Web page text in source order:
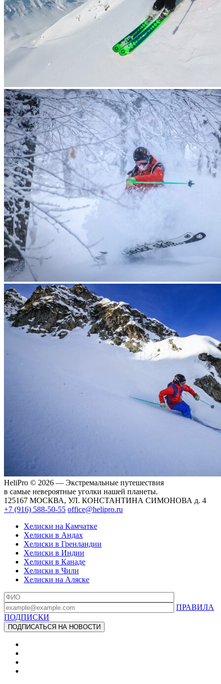
HeliPro © 2026 — Экстремальные путешествия
в самые невероятные уголки нашей планеты.
125167 МОСКВА, УЛ. КОНСТАНТИНА СИМОНОВА д. 4
+7 (916) 588-50-55 office@helipro.ru
Хелиски на Камчатке
Хелиски в Андах
Хелиски в Гренландии
Хелиски в Индии
Хелиски в Канаде
Хелиски в Чили
Хелиски на Аляске
ПРАВИЛА
ПОДПИСКИ